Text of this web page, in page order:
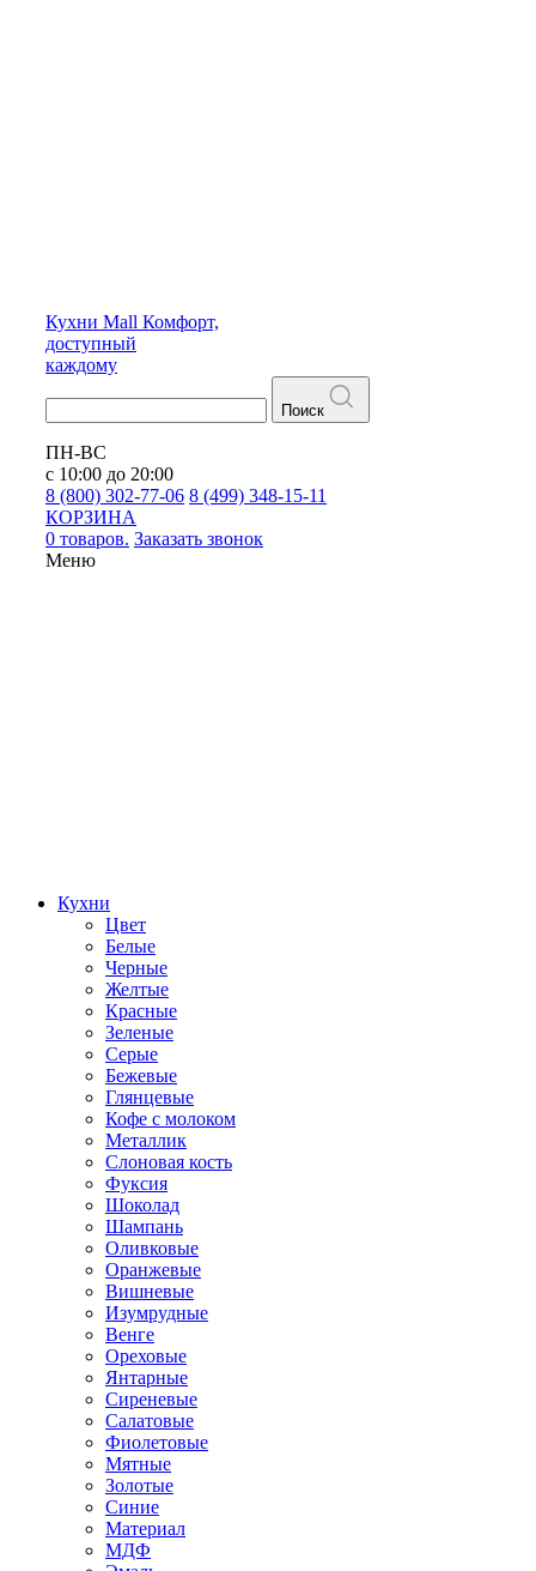
Кухни Mall Комфорт,
доступный
каждому
Поиск
ПН-ВС
с 10:00 до 20:00
8 (800) 302-77-06 8 (499) 348-15-11
КОРЗИНА
0 товаров. Заказать звонок
Меню
Кухни
Цвет
Белые
Черные
Желтые
Красные
Зеленые
Серые
Бежевые
Глянцевые
Кофе с молоком
Металлик
Слоновая кость
Фуксия
Шоколад
Шампань
Оливковые
Оранжевые
Вишневые
Изумрудные
Венге
Ореховые
Янтарные
Сиреневые
Салатовые
Фиолетовые
Мятные
Золотые
Синие
Материал
МДФ